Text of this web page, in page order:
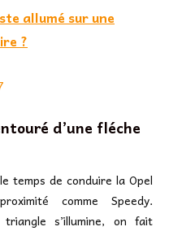
allumé sur une
?
d’une fléche
temps de conduire la Opel
comme Speedy.
s’illumine, on fait